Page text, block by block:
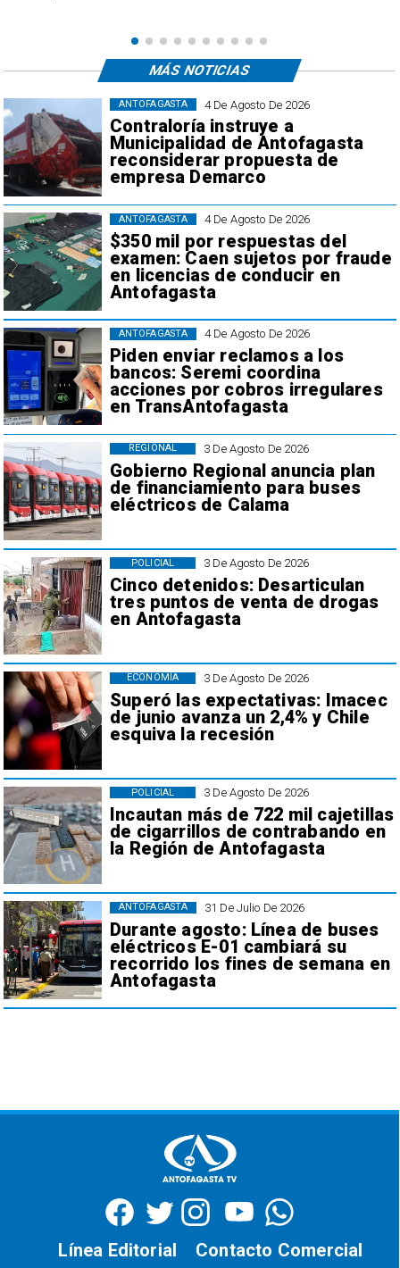
4 De Agosto De 2026
Contraloría instruye a
Municipalidad de Antofagasta
reconsiderar propuesta de
empresa Demarco
ANTOFAGASTA
4 De Agosto De 2026
$350 mil por respuestas del
examen: Caen sujetos por fraude
en licencias de conducir en
Antofagasta
ANTOFAGASTA
4 De Agosto De 2026
Piden enviar reclamos a los
bancos: Seremi coordina
acciones por cobros irregulares
en TransAntofagasta
ANTOFAGASTA
3 De Agosto De 2026
Gobierno Regional anuncia plan
de financiamiento para buses
eléctricos de Calama
REGIONAL
3 De Agosto De 2026
Cinco detenidos: Desarticulan
tres puntos de venta de drogas
en Antofagasta
POLICIAL
3 De Agosto De 2026
Superó las expectativas: Imacec
de junio avanza un 2,4% y Chile
esquiva la recesión
ECONOMÍA
3 De Agosto De 2026
Incautan más de 722 mil cajetillas
de cigarrillos de contrabando en
la Región de Antofagasta
POLICIAL
31 De Julio De 2026
Durante agosto: Línea de buses
eléctricos E-01 cambiará su
recorrido los fines de semana en
Antofagasta
ANTOFAGASTA
MÁS NOTICIAS
Contacto Comercial
Línea Editorial